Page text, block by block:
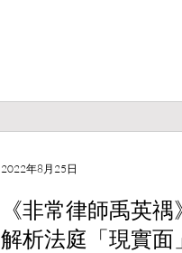
《非常律師禹英
解析法庭「現實面
2022年8月25日